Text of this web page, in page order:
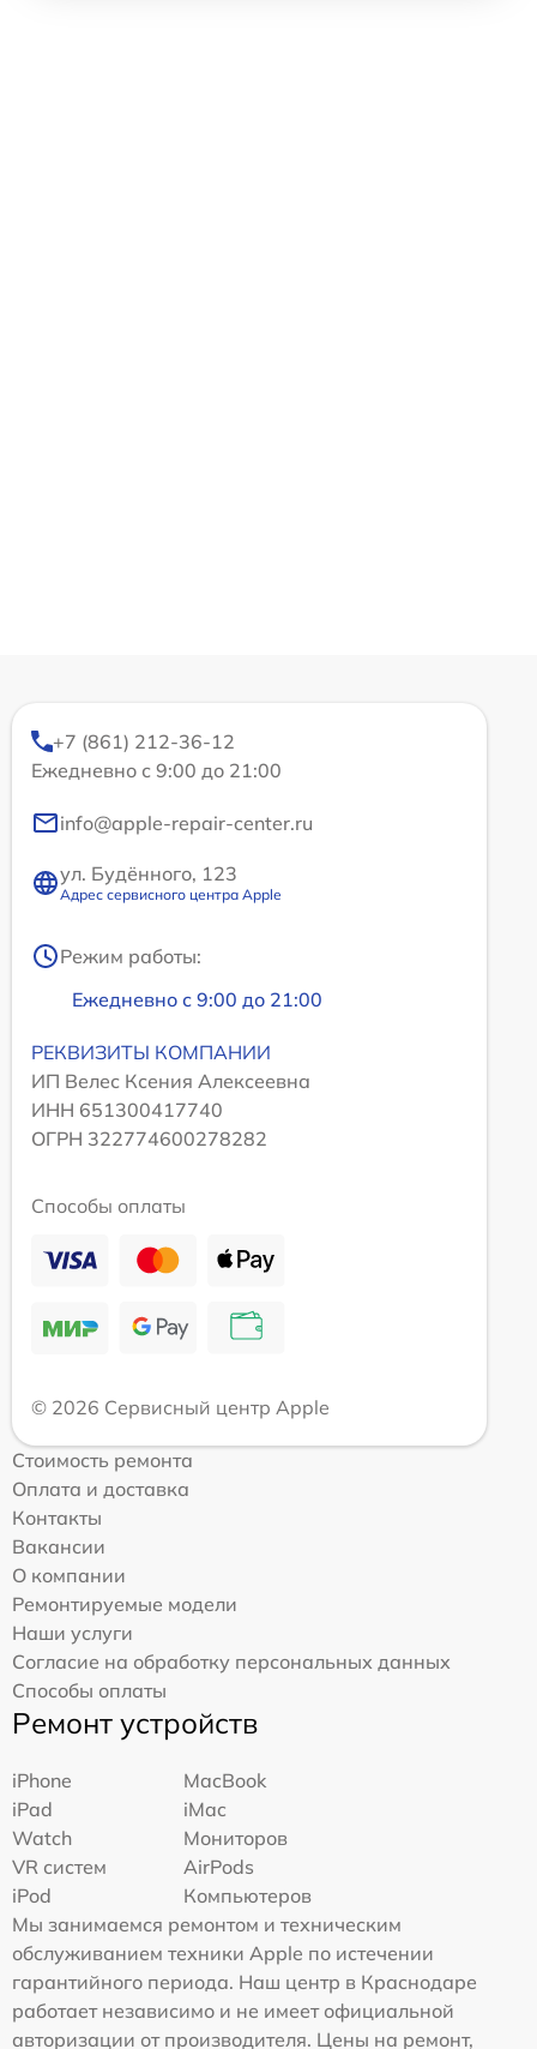
+7 (861) 212-36-12
Ежедневно с 9:00 до 21:00
info@apple-repair-center.ru
ул. Будённого, 123
Адрес сервисного центра Apple
Режим работы:
Ежедневно с 9:00 до 21:00
РЕКВИЗИТЫ КОМПАНИИ
ИП Велес Ксения Алексеевна
ИНН 651300417740
ОГРН 322774600278282
Способы оплаты
© 2026 Сервисный центр Apple
Стоимость ремонта
Оплата и доставка
Контакты
Вакансии
О компании
Ремонтируемые модели
Наши услуги
Согласие на обработку персональных данных
Способы оплаты
Ремонт устройств
iPhone
MacBook
iPad
iMac
Watch
Мониторов
VR систем
AirPods
iPod
Компьютеров
Мы занимаемся ремонтом и техническим
обслуживанием техники Apple по истечении
гарантийного периода. Наш центр в Краснодаре
работает независимо и не имеет официальной
авторизации от производителя. Цены на ремонт,